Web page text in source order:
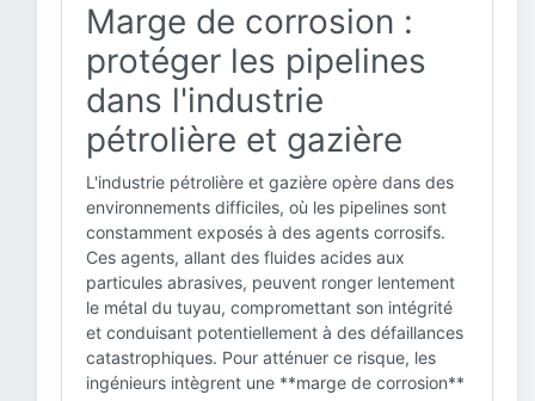
Marge de corrosion :
protéger les pipelines
dans l'industrie
pétrolière et gazière
L'industrie pétrolière et gazière opère dans des
environnements difficiles, où les pipelines sont
constamment exposés à des agents corrosifs.
Ces agents, allant des fluides acides aux
particules abrasives, peuvent ronger lentement
le métal du tuyau, compromettant son intégrité
et conduisant potentiellement à des défaillances
catastrophiques. Pour atténuer ce risque, les
ingénieurs intègrent une **marge de corrosion**